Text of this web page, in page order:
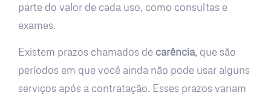
parte do valor de cada uso, como consultas e
exames.
Existem prazos chamados de carência, que são
períodos em que você ainda não pode usar alguns
serviços após a contratação. Esses prazos variam